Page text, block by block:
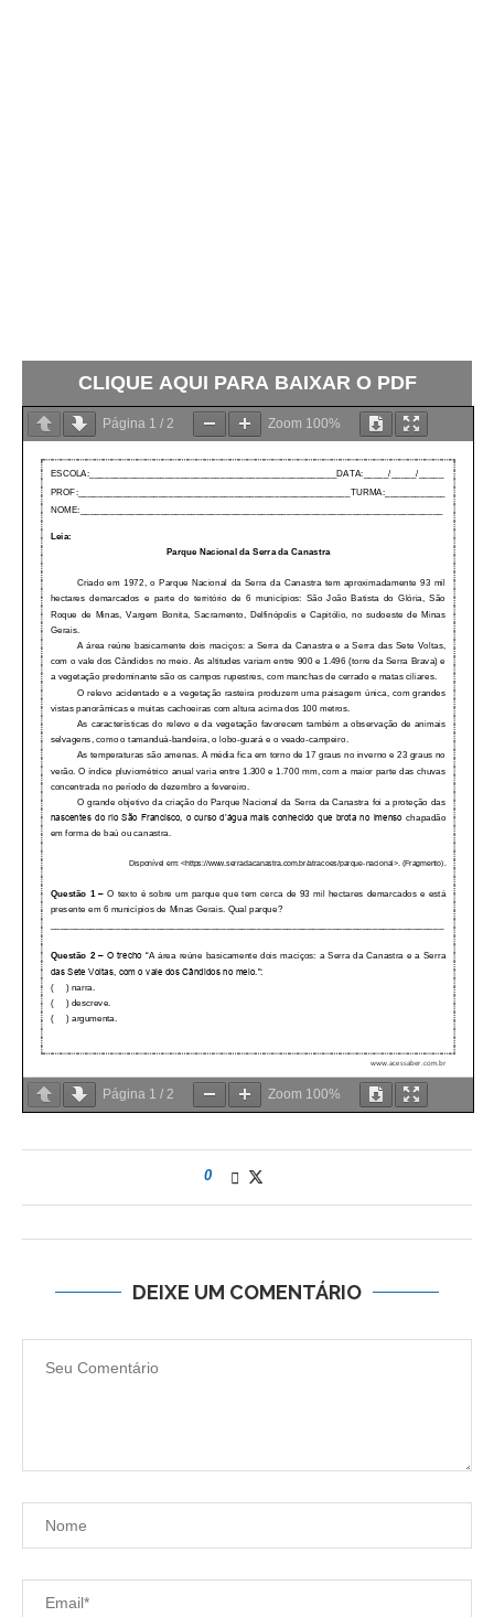
CLIQUE AQUI PARA BAIXAR O PDF
Página 1 / 2 Zoom 100%
Página 1 / 2 Zoom 100%
0
DEIXE UM COMENTÁRIO